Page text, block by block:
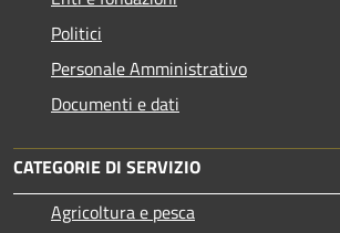
Politici
Personale Amministrativo
Documenti e dati
CATEGORIE DI SERVIZIO
Agricoltura e pesca